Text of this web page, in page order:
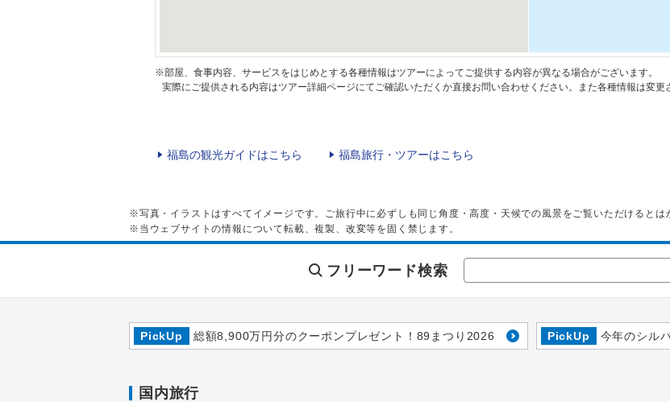
※部屋、食事内容、サービスをはじめとする各種情報はツアーによってご提供する内容が異なる場合がございます。
実際にご提供される内容はツアー詳細ページにてご確認いただくか直接お問い合わせください。また各種情報は変更
福島の観光ガイドはこちら 福島旅行・ツアーはこちら
※写真・イラストはすべてイメージです。ご旅行中に必ずしも同じ角度・高度・天候での風景をご覧いただけるとは
※当ウェブサイトの情報について転載、複製、改変等を固く禁じます。
フリーワード検索
PickUp 総額8,900万円分のクーポンプレゼント！89まつり2026 PickUp 今年のシル
国内旅行